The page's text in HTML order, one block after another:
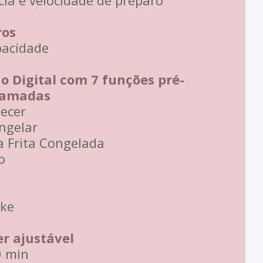
Digital com 7 funções pré-
Frita Congelada
ajustável
min